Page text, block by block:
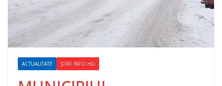
ACTUALITATE ȘTIRI INFO HD